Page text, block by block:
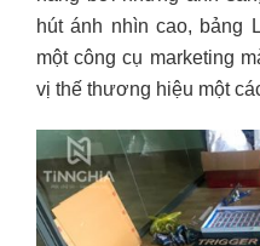
hút ánh nhìn cao, bảng
một công cụ marketing
vị thế thương hiệu một